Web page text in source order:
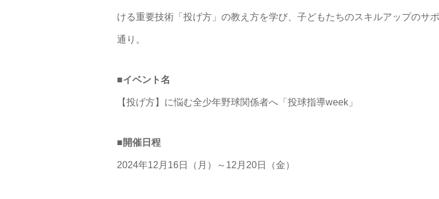
ける重要技術「投げ方」の教え方を学び、子どもたちのスキルアップのサ
通り。
■イベント名
【投げ方】に悩む全少年野球関係者へ「投球指導week」
■開催日程
2024年12月16日（月）～12月20日（金）